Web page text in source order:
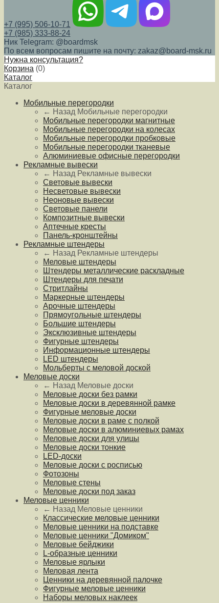
+7 (995) 506-10-71
+7 (985) 333-88-24
Ник Telegram: @boardmsk
По всем вопросам пишите на почту: zakaz@board-msk.ru
Нужна консультация?
Корзина (0)
Каталог
Каталог
Мобильные перегородки
← Назад Мобильные перегородки
Мобильные перегородки магнитные
Мобильные перегородки на колесах
Мобильные перегородки пробковые
Мобильные перегородки тканевые
Алюминиевые офисные перегородки
Рекламные вывески
← Назад Рекламные вывески
Световые вывески
Несветовые вывески
Неоновые вывески
Световые панели
Композитные вывески
Аптечные кресты
Панель-кронштейны
Рекламные штендеры
← Назад Рекламные штендеры
Меловые штендеры
Штендеры металлические раскладные
Штендеры для печати
Стритлайны
Маркерные штендеры
Арочные штендеры
Прямоугольные штендеры
Большие штендеры
Эксклюзивные штендеры
Фигурные штендеры
Информационные штендеры
LED штендеры
Мольберты с меловой доской
Меловые доски
← Назад Меловые доски
Меловые доски без рамки
Меловые доски в деревянной рамке
Фигурные меловые доски
Меловые доски в раме с полкой
Меловые доски в алюминиевых рамах
Меловые доски для улицы
Меловые доски тонкие
LED-доски
Меловые доски с росписью
Фотозоны
Меловые стены
Меловые доски под заказ
Меловые ценники
← Назад Меловые ценники
Классические меловые ценники
Меловые ценники на подставке
Меловые ценники "Домиком"
Меловые бейджики
L-образные ценники
Меловые ярлыки
Меловая лента
Ценники на деревянной палочке
Фигурные меловые ценники
Наборы меловых наклеек